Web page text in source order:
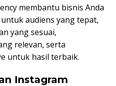
membantu bisnis Anda
audiens yang tepat,
yang sesuai,
relevan, serta
untuk hasil terbaik.
Instagram